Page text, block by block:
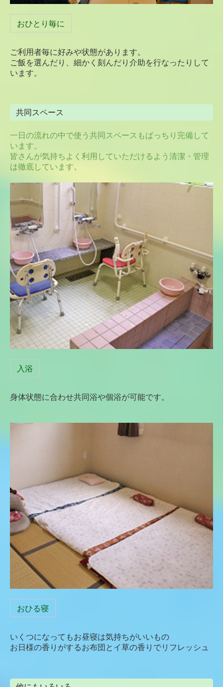
おひとり毎に
ご利用者毎に好みや状態があります。
ご飯を選んだり、細かく刻んだり介助を行なったりして
います。
共同スペース
一日の流れの中で使う共同スペースもばっちり完備して
います。
皆さんが気持ちよく利用していただけるよう清潔・管理
は徹底しています。
入浴
身体状態に合わせ共同浴や個浴が可能です。
おひる寝
いくつになってもお昼寝は気持ちがいいもの
お日様の香りがするお布団とイ草の香りでリフレッシュ